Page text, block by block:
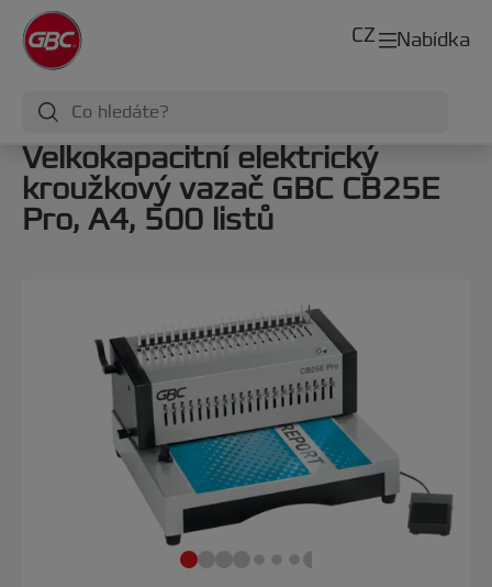
Nabídka
CZ
Velkokapacitní elektrický
kroužkový vazač GBC CB25E
Pro, A4, 500 listů